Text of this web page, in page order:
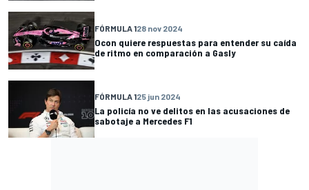
FÓRMULA 128 nov 2024
Ocon quiere respuestas para entender su caída
de ritmo en comparación a Gasly
FÓRMULA 125 jun 2024
La policía no ve delitos en las acusaciones de
sabotaje a Mercedes F1